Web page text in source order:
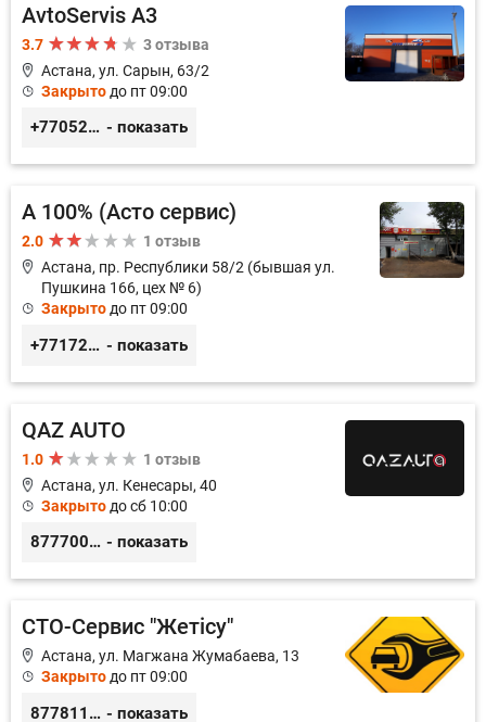
AvtoServis A3
3.7
3 отзыва
Астана, ул. Сарын, 63/2
Закрыто до пт 09:00
+77052327760 - показать
А 100% (Асто сервис)
2.0
1 отзыв
Астана, пр. Республики 58/2 (бывшая ул.
Пушкина 166, цех № 6)
Закрытодо пт 09:00
+77172395101 - показать
QAZ AUTO
1.0
1 отзыв
Астана, ул. Кенесары, 40
Закрыто до сб 10:00
87770019318 - показать
СТО-Сервис "Жетiсу"
Астана, ул. Магжана Жумабаева, 13
Закрытодо пт 09:00
87781117885 - показать